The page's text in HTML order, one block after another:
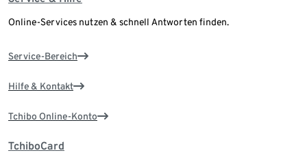
Online-Services nutzen & schnell Antworten finden.
Service-Bereich
Hilfe & Kontakt
Tchibo Online-Konto
TchiboCard